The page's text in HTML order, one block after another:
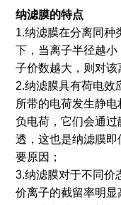
纳滤膜的特点
1.纳滤膜在分离同种
下，当离子半径越
子价数越大，则对该
2.纳滤膜具有荷电效
所带的电荷发生静
负电荷，它们会通
透，这也是纳滤膜
要原因；
3.纳滤膜对于不同价
价离子的截留率明显